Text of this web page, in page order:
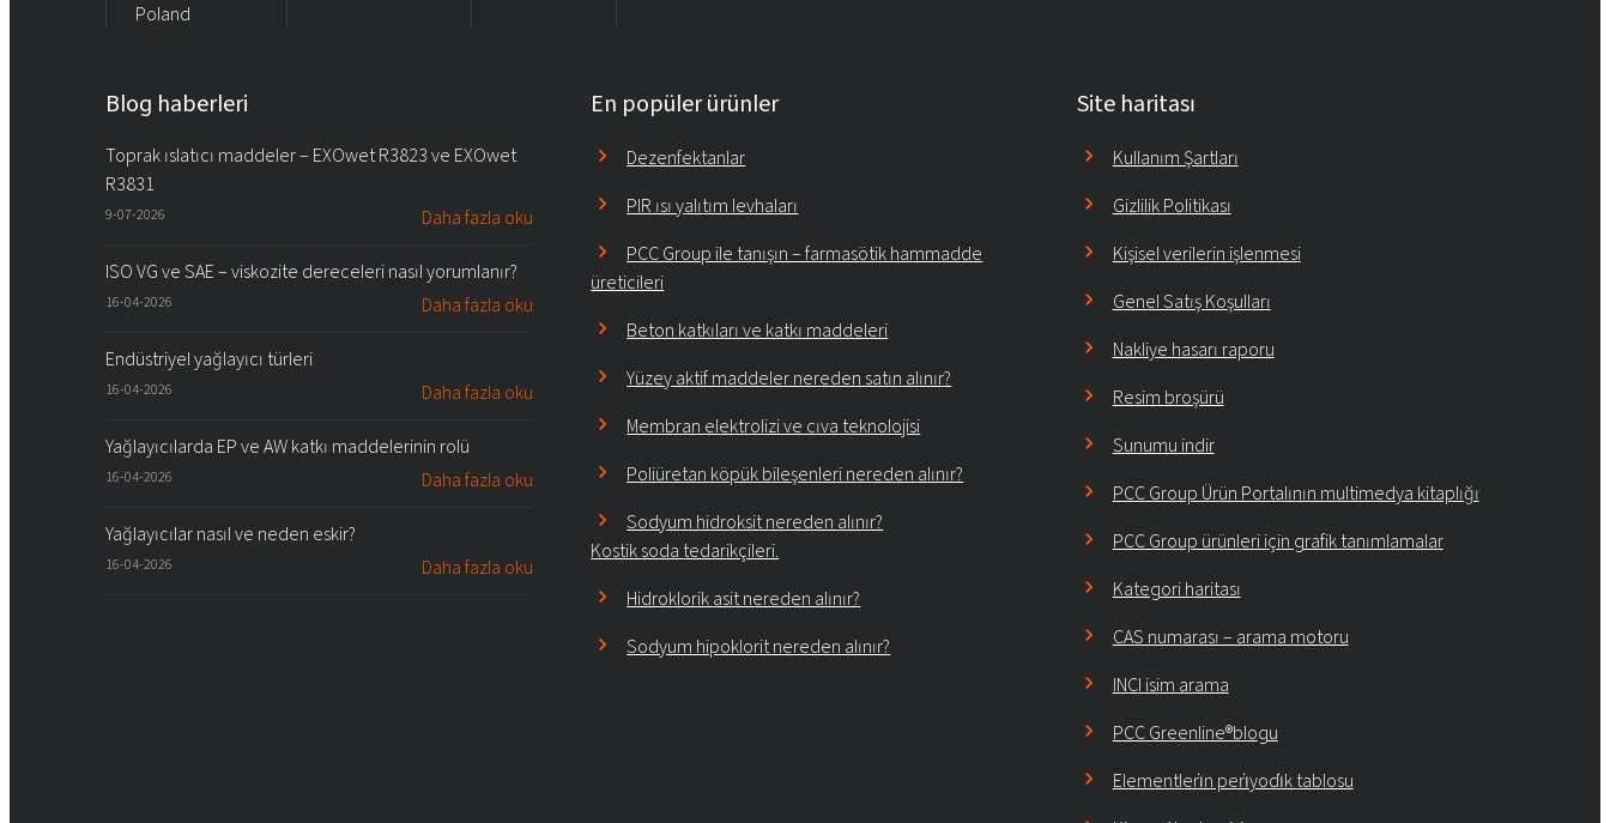
Poland
Blog haberleri
Toprak ıslatıcı maddeler – EXOwet R3823 ve EXOwet
R3831
9-07-2026 Daha fazla oku
ISO VG ve SAE – viskozite dereceleri nasıl yorumlanır?
16-04-2026 Daha fazla oku
Endüstriyel yağlayıcı türleri
16-04-2026 Daha fazla oku
Yağlayıcılarda EP ve AW katkı maddelerinin rolü
16-04-2026 Daha fazla oku
Yağlayıcılar nasıl ve neden eskir?
16-04-2026 Daha fazla oku
En popüler ürünler
Dezenfektanlar
PIR ısı yalıtım levhaları
PCC Group ile tanışın – farmasötik hammadde
üreticileri
Beton katkıları ve katkı maddeleri
Yüzey aktif maddeler nereden satın alınır?
Membran elektrolizi ve cıva teknolojisi
Poliüretan köpük bileşenleri nereden alınır?
Sodyum hidroksit nereden alınır?
Kostik soda tedarikçileri.
Hidroklorik asit nereden alınır?
Sodyum hipoklorit nereden alınır?
Site haritası
Kullanım Şartları
Gizlilik Politikası
Kişisel verilerin işlenmesi
Genel Satış Koşulları
Nakliye hasarı raporu
Resim broşürü
Sunumu indir
PCC Group Ürün Portalının multimedya kitaplığı
PCC Group ürünleri için grafik tanımlamalar
Kategori haritası
CAS numarası – arama motoru
INCI isim arama
PCC Greenline®blogu
Elementleri̇n peri̇yodi̇k tablosu